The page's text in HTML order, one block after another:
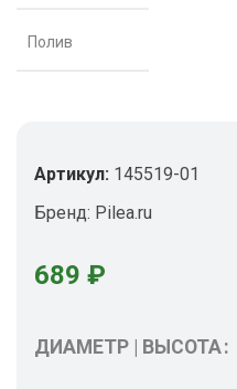
Полив
Артикул: 145519-01
Бренд: Pilea.ru
689 ₽
ДИАМЕТР | ВЫСОТА